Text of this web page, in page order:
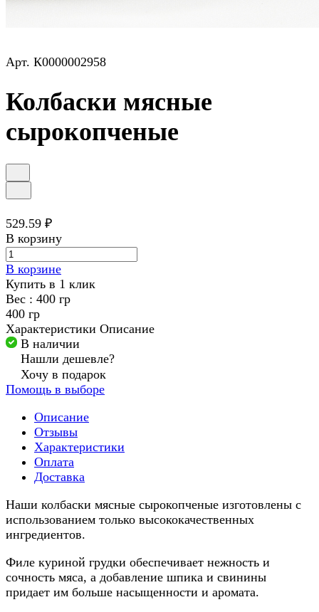
Арт. К0000002958
Колбаски мясные
сырокопченые
529.59 ₽
В корзину
В корзине
Купить в 1 клик
Вес : 400 гр
400 гр
Характеристики Описание
В наличии
Нашли дешевле?
Хочу в подарок
Помощь в выборе
Описание
Отзывы
Характеристики
Оплата
Доставка
Наши колбаски мясные сырокопченые изготовлены с
использованием только высококачественных
ингредиентов.
Филе куриной грудки обеспечивает нежность и
сочность мяса, а добавление шпика и свинины
придает им больше насыщенности и аромата.